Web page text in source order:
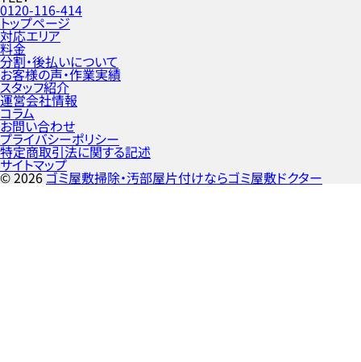
0120-116-414
トップページ
対応エリア
料金
分割・後払いについて
お客様の声・作業実績
スタッフ紹介
運営会社情報
コラム
お問い合わせ
プライバシーポリシー
特定商取引法に関する記述
サイトマップ
©2026ゴミ屋敷掃除・汚部屋片付けならゴミ屋敷ドクター